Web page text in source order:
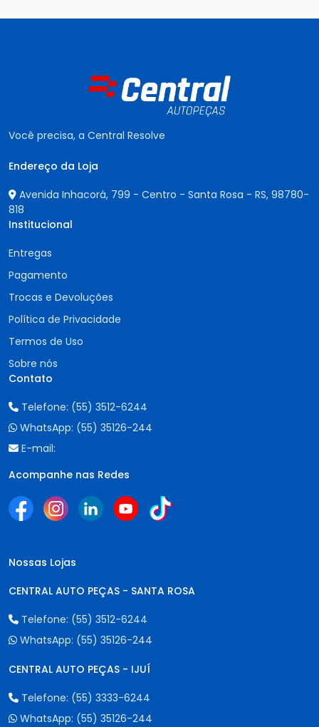
Você precisa, a Central Resolve
Endereço da Loja
Avenida Inhacorá, 799 - Centro - Santa Rosa - RS, 98780-
818
Institucional
Entregas
Pagamento
Trocas e Devoluções
Política de Privacidade
Termos de Uso
Sobre nós
Contato
Telefone: (55) 3512-6244
WhatsApp: (55) 35126-244
E-mail:
Acompanhe nas Redes
Nossas Lojas
CENTRAL AUTO PEÇAS - SANTA ROSA
Telefone: (55) 3512-6244
WhatsApp: (55) 35126-244
CENTRAL AUTO PEÇAS - IJUÍ
Telefone: (55) 3333-6244
WhatsApp: (55) 35126-244